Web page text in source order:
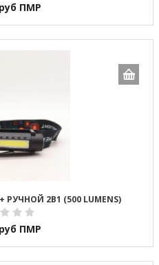
руб ПМР
2В1 (500 LUMENS)
руб ПМР